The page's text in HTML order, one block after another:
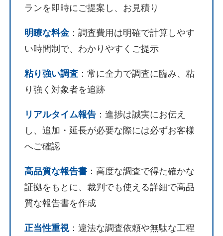
ランを即時にご提案し、お見積り
明瞭な料金：調査費用は明確で計算しやす
い時間制で、わかりやすくご提示
粘り強い調査：常に全力で調査に臨み、粘
り強く対象者を追跡
リアルタイム報告：進捗は誠実にお伝え
し、追加・延長が必要な際には必ずお客様
へご確認
高品質な報告書：高度な調査で得た確かな
証拠をもとに、裁判でも使える詳細で高品
質な報告書を作成
正当性重視：違法な調査依頼や無駄な工程